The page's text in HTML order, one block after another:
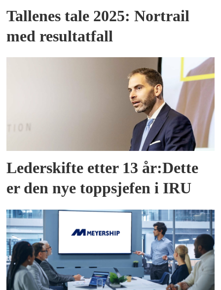
Tallenes tale 2025: Nortrail
med resultatfall
Lederskifte etter 13 år:Dette
er den nye toppsjefen i IRU